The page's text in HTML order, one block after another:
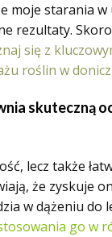
moje starania
rezultaty.
się z
roślin w
skuteczną
lecz także
że zyskuje
w dążeniu do
go w